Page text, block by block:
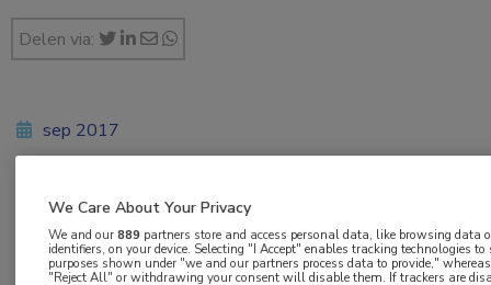
Delen via:
sep 2017
Neurologie
We Care About Your Privacy
We and our889 partners store and access personal data, like browsing data
identifiers, on your device. Selecting "I Accept" enables tracking technologies to
purposes shown under "we and our partners process data to provide,"
"Reject All" or withdrawing your consent will disable them. If trackers are